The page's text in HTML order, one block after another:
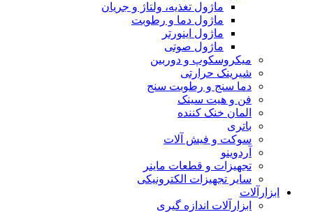
ماژول تغذیه، ولتاژ و جریان
ماژول دما و رطوبت
ماژول اینورتر
ماژول صوتی
میکروسکوپ و دوربین
شیرینک حرارتی
دما سنج و رطوبت سنج
فن و هیت سینک
المان خنک کننده
باتری
سوکت و فیش آلات
آردوینو
تجهیزات و قطعات ماینر
سایر تجهیزات الکترونیکی
ابزارآلات
ابزارآلات اندازه گیری